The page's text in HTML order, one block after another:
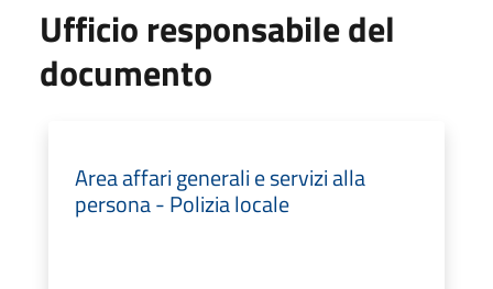
Ufficio responsabile del
documento
Area affari generali e servizi alla
persona - Polizia locale